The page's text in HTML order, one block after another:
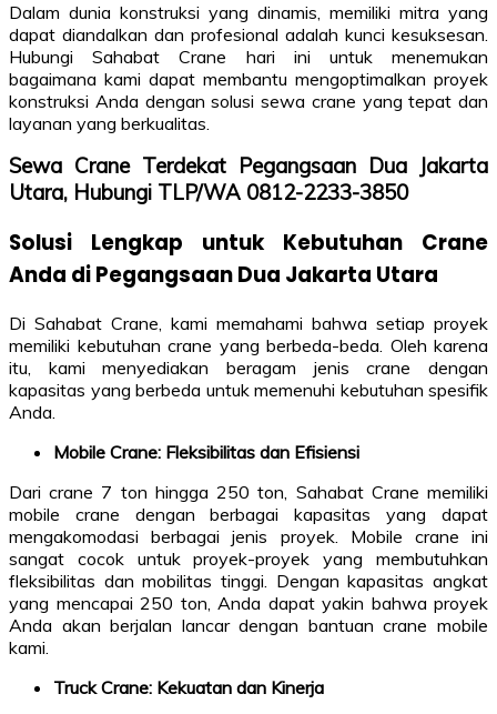
Dalam dunia konstruksi yang dinamis, memiliki mitra yang
dapat diandalkan dan profesional adalah kunci kesuksesan.
Hubungi Sahabat Crane hari ini untuk menemukan
bagaimana kami dapat membantu mengoptimalkan proyek
konstruksi Anda dengan solusi sewa crane yang tepat dan
layanan yang berkualitas.
Sewa Crane Terdekat Pegangsaan Dua Jakarta
Utara, Hubungi TLP/WA 0812-2233-3850
Solusi Lengkap untuk Kebutuhan Crane
Anda di Pegangsaan Dua Jakarta Utara
Di Sahabat Crane, kami memahami bahwa setiap proyek
memiliki kebutuhan crane yang berbeda-beda. Oleh karena
itu, kami menyediakan beragam jenis crane dengan
kapasitas yang berbeda untuk memenuhi kebutuhan spesifik
Anda.
Mobile Crane: Fleksibilitas dan Efisiensi
Dari crane 7 ton hingga 250 ton, Sahabat Crane memiliki
mobile crane dengan berbagai kapasitas yang dapat
mengakomodasi berbagai jenis proyek. Mobile crane ini
sangat cocok untuk proyek-proyek yang membutuhkan
fleksibilitas dan mobilitas tinggi. Dengan kapasitas angkat
yang mencapai 250 ton, Anda dapat yakin bahwa proyek
Anda akan berjalan lancar dengan bantuan crane mobile
kami.
Truck Crane: Kekuatan dan Kinerja